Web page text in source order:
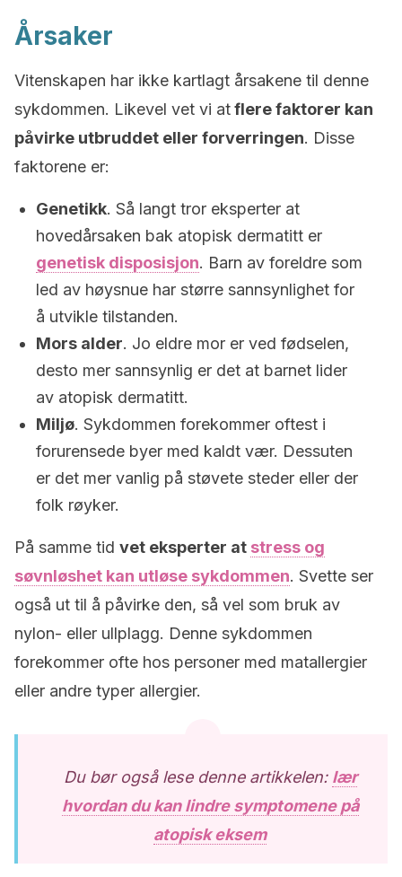
Årsaker
Vitenskapen har ikke kartlagt årsakene til denne
sykdommen. Likevel vet vi atflere faktorer kan
påvirke utbruddet eller forverringen. Disse
faktorene er:
Genetikk. Så langt tror eksperter at
hovedårsaken bak atopisk dermatitt er
genetisk disposisjon. Barn av foreldre som
led av høysnue har større sannsynlighet for
å utvikle tilstanden.
Mors alder. Jo eldre mor er ved fødselen,
desto mer sannsynlig er det at barnet lider
av atopisk dermatitt.
Miljø. Sykdommen forekommer oftest i
forurensede byer med kaldt vær. Dessuten
er det mer vanlig på støvete steder eller der
folk røyker.
På samme tid vet eksperter at stress og
søvnløshet kan utløse sykdommen. Svette ser
også ut til å påvirke den, så vel som bruk av
nylon- eller ullplagg. Denne sykdommen
forekommer ofte hos personer med matallergier
eller andre typer allergier.
Du bør også lese denne artikkelen: lær
hvordan du kan lindre symptomene på
atopisk eksem